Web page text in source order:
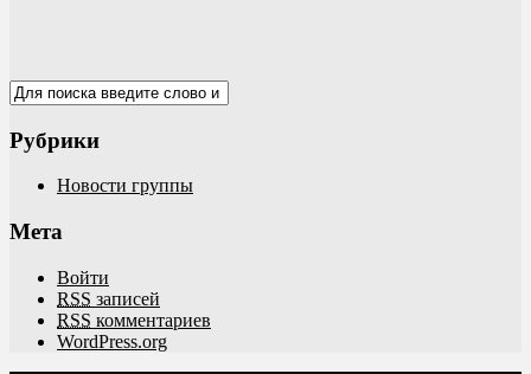
Рубрики
Новости группы
Мета
Войти
RSS записей
RSS комментариев
WordPress.org